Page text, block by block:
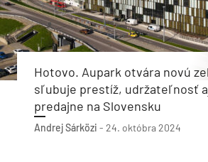
Hotovo. Aupark otvára novú
sľubuje prestíž, udržateľnosť
predajne na Slovensku
Andrej Sárközi - 24. októbra 2024